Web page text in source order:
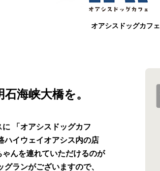
オアシスドッグカフェ
海峡大橋を。
「オアシスドッグカフ
ハイウェイオアシス内の店
んを連れていただけるのが
ランがございますので、